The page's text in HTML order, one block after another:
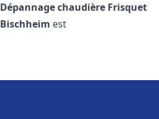
Dépannage chaudière Frisquet
Bischheim est